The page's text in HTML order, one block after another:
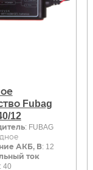
Fubag
12
: FUBAG
АКБ, В: 12
ток
40